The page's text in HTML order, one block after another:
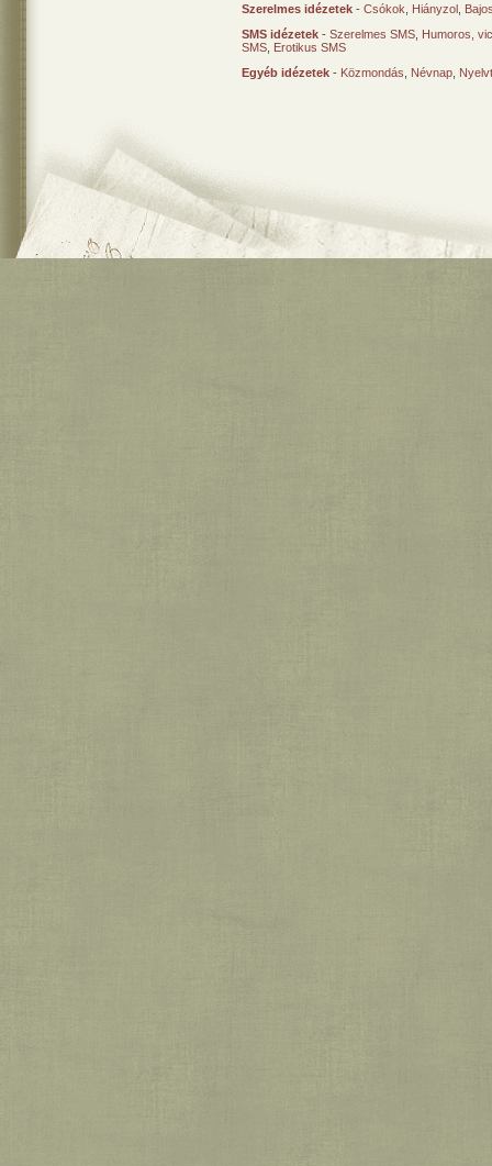
Szerelmes idézetek - Csókok Hiányzol
SMS idézetek - Szerelmes SMS Humoros,
SMS Erotikus SMS
Egyéb idézetek - Közmondás Névnap